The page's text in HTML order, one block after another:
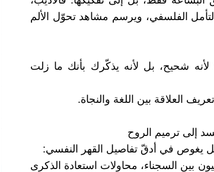
الفلسفي، ويرسم مشاهد تحوّل الألم
شحيح، بل لأنه يذكّرك بأنك ما زلت
العلاقة بين اللغة والنجاة.
إلى ترميم الروح
يغوص في أدقّ تفاصيل القهر النفسي:
بين السجناء، محاولات استعادة الذكرى